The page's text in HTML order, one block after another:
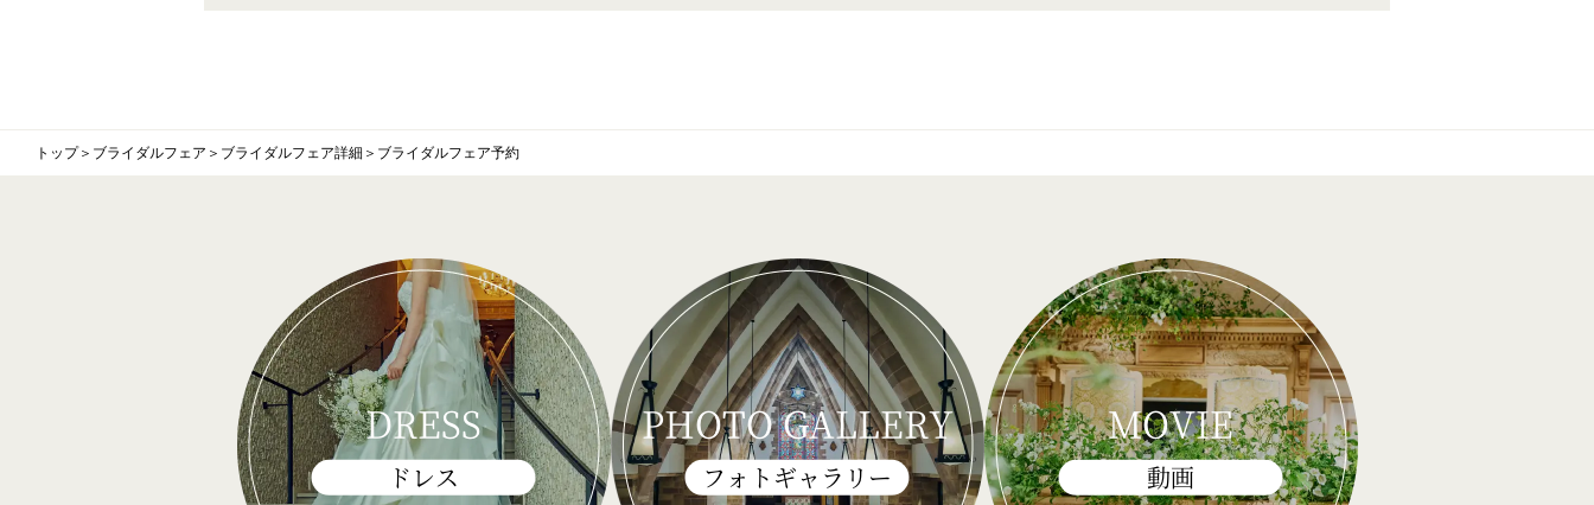
トップ＞ ブライダルフェア ＞ ブライダルフェア詳細 ＞ ブライダルフェア予約
DRESS
ドレス
PHOTO GALLERY
フォトギャラリー
MOVIE
動画